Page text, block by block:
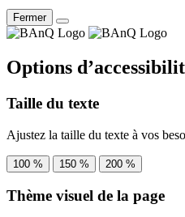
Fermer
Options
Taille du texte
Ajustez la taille du texte à vos
100 % 150 % 200 %
Thème visuel de la page